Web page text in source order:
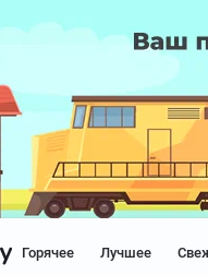
Горячее Лучшее